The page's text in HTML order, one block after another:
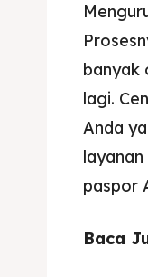
banyak
lagi.
Anda
paspor
Baca